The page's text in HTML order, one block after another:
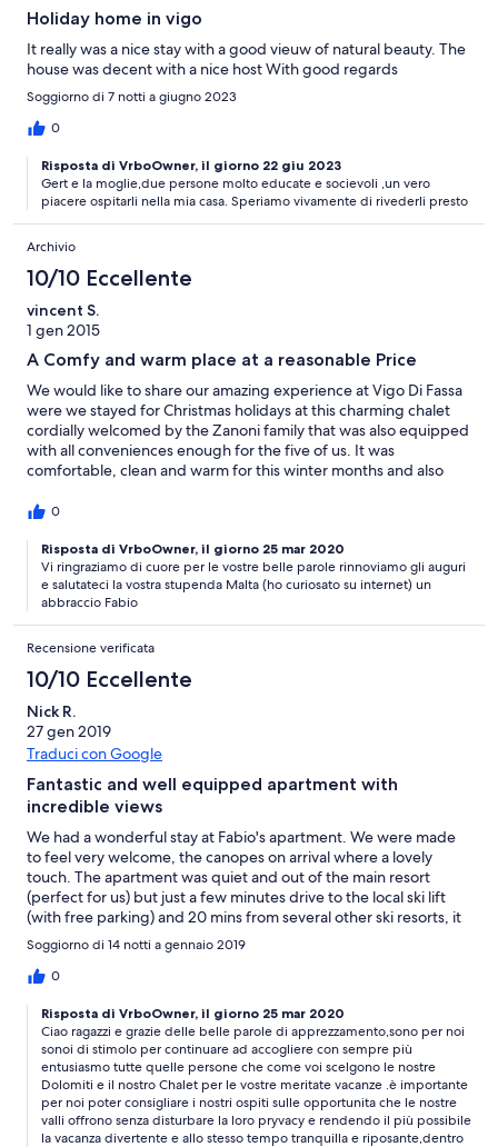
Holiday home in vigo
It really was a nice stay with a good vieuw of natural beauty. The
house was decent with a nice host With good regards
Soggiorno di 7 notti a giugno 2023
0
Risposta di VrboOwner, il giorno 22 giu 2023
Gert e la moglie,due persone molto educate e socievoli ,un vero
piacere ospitarli nella mia casa. Speriamo vivamente di rivederli presto
Archivio
10/10 Eccellente
vincent S.
1 gen 2015
A Comfy and warm place at a reasonable Price
We would like to share our amazing experience at Vigo Di Fassa
were we stayed for Christmas holidays at this charming chalet
cordially welcomed by the Zanoni family that was also equipped
with all conveniences enough for the five of us. It was
comfortable, clean and warm for this winter months and also
looking for a simple and inexpensive place to stay and go skiing
0
Risposta di VrboOwner, il giorno 25 mar 2020
Vi ringraziamo di cuore per le vostre belle parole rinnoviamo gli auguri
e salutateci la vostra stupenda Malta (ho curiosato su internet) un
abbraccio Fabio
Recensione verificata
10/10 Eccellente
Nick R.
27 gen 2019
Traduci con Google
Fantastic and well equipped apartment with
incredible views
We had a wonderful stay at Fabio's apartment. We were made
to feel very welcome, the canopes on arrival where a lovely
touch. The apartment was quiet and out of the main resort
(perfect for us) but just a few minutes drive to the local ski lift
(with free parking) and 20 mins from several other ski resorts, it
is a great base to explore the surronding area. The apartment
has a really well equipped kitchen with a washing machine and
dishwasher, a good size dining table and a comfortable sofa.
spectacular and you can walk out of the front door and straight
onto a marked walking track (great for us as we were travelling
with our dog). We had a very comfortable 2 week stay and
would highly recommend the apartment.
Soggiorno di 14 notti a gennaio 2019
0
Risposta di VrboOwner, il giorno 25 mar 2020
Ciao ragazzi e grazie delle belle parole di apprezzamento,sono per noi
sonoi di stimolo per continuare ad accogliere con sempre più
entusiasmo tutte quelle persone che come voi scelgono le nostre
Dolomiti e il nostro Chalet per le vostre meritate vacanze .è importante
per noi poter consigliare i nostri ospiti sulle opportunita che le nostre
valli offrono senza disturbare la loro pryvacy e rendendo il più possibile
la vacanza divertente e allo stesso tempo tranquilla e riposante,dentro